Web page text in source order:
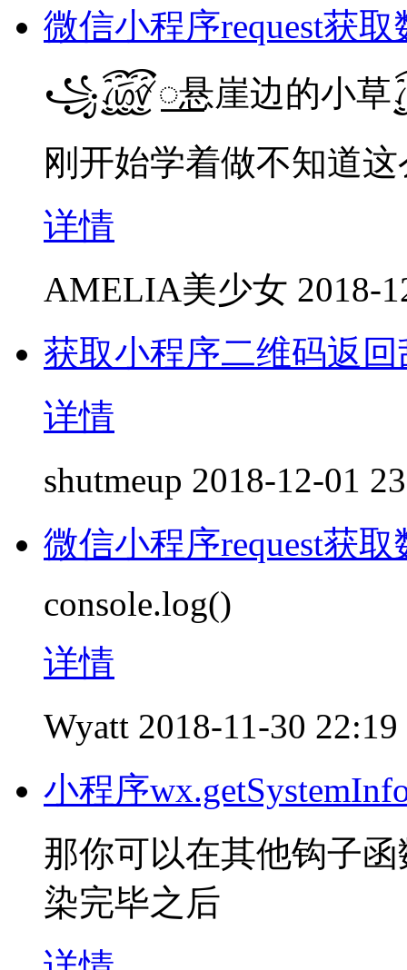
微信小程序request获取
꧁꫞꯭悬崖边的小草
刚开始学着做不知道
详情
AMELIA美少女 2018-
获取小程序二维码返回
详情
shutmeup 2018-12-01
微信小程序request获取
console.log()
详情
Wyatt 2018-11-30 22:19
小程序
那你可以在其他钩子
染完毕之后